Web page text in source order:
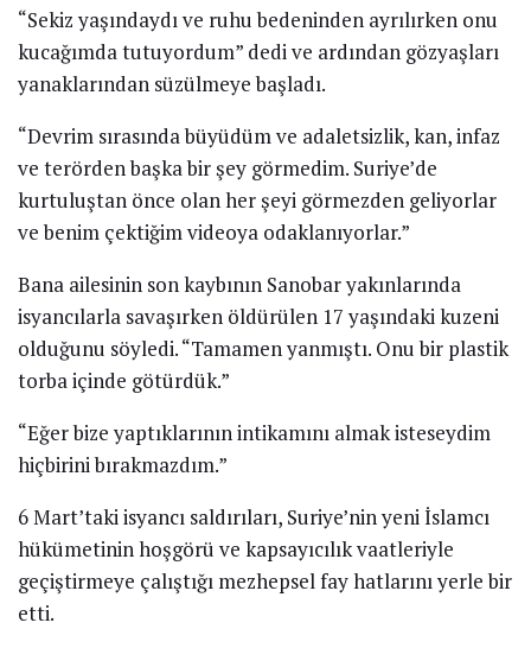
“Sekiz yaşındaydı ve ruhu bedeninden ayrılırken onu
kucağımda tutuyordum” dedi ve ardından gözyaşları
yanaklarından süzülmeye başladı.
“Devrim sırasında büyüdüm ve adaletsizlik, kan, infaz
ve terörden başka bir şey görmedim. Suriye’de
kurtuluştan önce olan her şeyi görmezden geliyorlar
ve benim çektiğim videoya odaklanıyorlar.”
Bana ailesinin son kaybının Sanobar yakınlarında
isyancılarla savaşırken öldürülen 17 yaşındaki kuzeni
olduğunu söyledi. “Tamamen yanmıştı. Onu bir plastik
torba içinde götürdük.”
“Eğer bize yaptıklarının intikamını almak isteseydim
hiçbirini bırakmazdım.”
6 Mart’taki isyancı saldırıları, Suriye’nin yeni İslamcı
hükümetinin hoşgörü ve kapsayıcılık vaatleriyle
geçiştirmeye çalıştığı mezhepsel fay hatlarını yerle bir
etti.